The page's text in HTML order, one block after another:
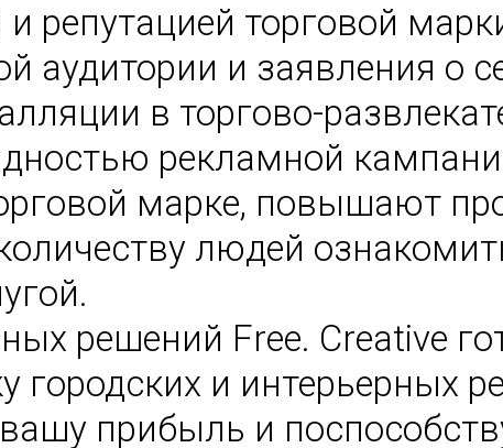
репутацией торговой
аудитории и заявления о
в торгово-
рекламной
марке, повышают
людей
решений Free. Creative
городских и интерьерных
прибыль и